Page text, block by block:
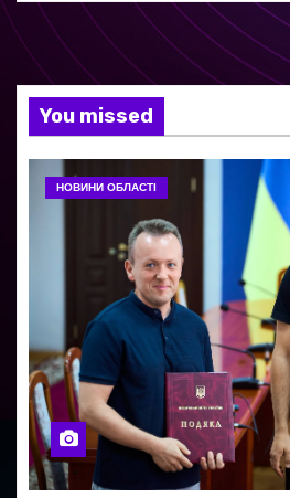
You missed
НОВИНИ ОБЛАСТІ